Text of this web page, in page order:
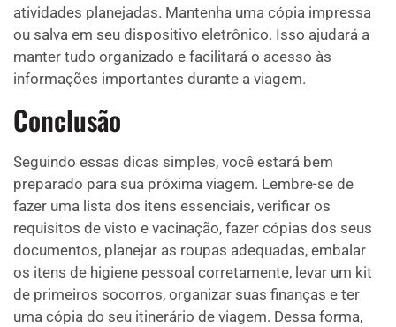
atividades planejadas. Mantenha uma cópia impressa
ou salva em seu dispositivo eletrônico. Isso ajudará a
manter tudo organizado e facilitará o acesso às
informações importantes durante a viagem.
Conclusão
Seguindo essas dicas simples, você estará bem
preparado para sua próxima viagem. Lembre-se de
fazer uma lista dos itens essenciais, verificar os
requisitos de visto e vacinação, fazer cópias dos seus
documentos, planejar as roupas adequadas, embalar
os itens de higiene pessoal corretamente, levar um kit
de primeiros socorros, organizar suas finanças e ter
uma cópia do seu itinerário de viagem. Dessa forma,